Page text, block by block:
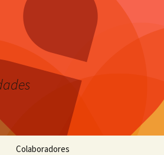
Colaboradores